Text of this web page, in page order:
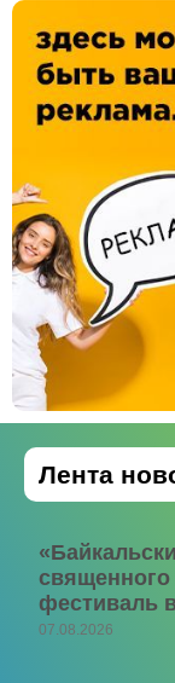
Лента
фестиваль
07.08.2026